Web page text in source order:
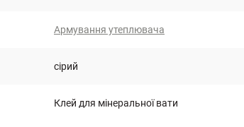
Армування утеплювача
сірий
Клей для мінеральної вати